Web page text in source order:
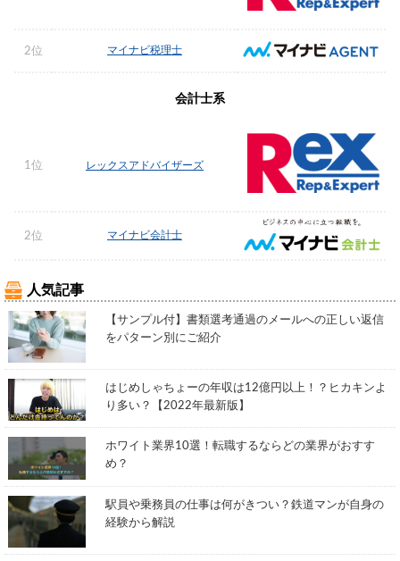
2位 マイナビ税理士
会計士系
1位 レックスアドバイザーズ
2位 マイナビ会計士
人気記事
【サンプル付】書類選考通過のメールへの正しい返信
をパターン別にご紹介
はじめしゃちょーの年収は12億円以上！？ヒカキンよ
り多い？【2022年最新版】
ホワイト業界10選！転職するならどの業界がおすす
め？
駅員や乗務員の仕事は何がきつい？鉄道マンが自身の
経験から解説